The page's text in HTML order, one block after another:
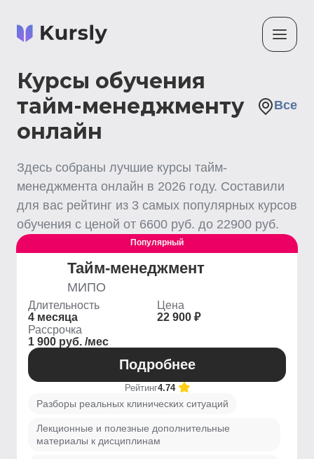
Курсы обучения
тайм-менеджменту
онлайн
Все
Здесь собраны лучшие курсы тайм-
менеджмента онлайн в 2026 году. Составили
для вас рейтинг из 3 самых популярных курсов
обучения с ценой от 6600 руб. до 22900 руб.
Популярный
Тайм-менеджмент
МИПО
Длительность
4 месяца
Цена
22 900 ₽
Рассрочка
1 900 руб. /мес
Подробнее
Рейтинг4.74
Разборы реальных клинических ситуаций
Лекционные и полезные дополнительные
материалы к дисциплинам